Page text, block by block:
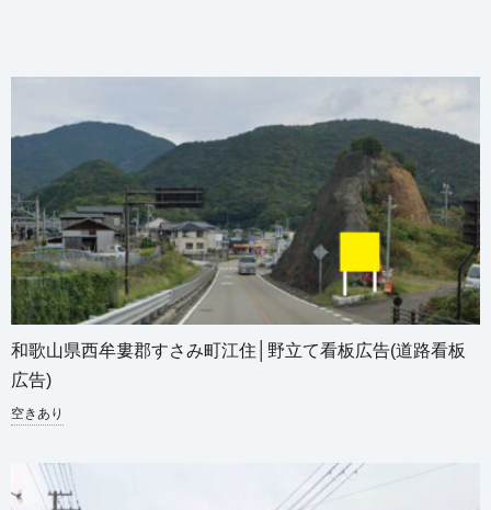
和歌山県西牟婁郡すさみ町江住│野立て看板広告(道路看板
広告)
空きあり